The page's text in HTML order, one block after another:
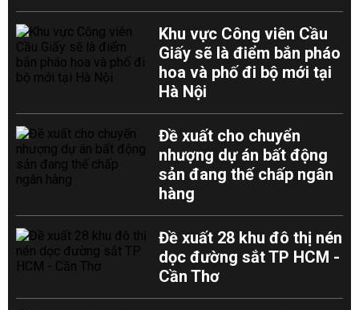
Khu vực Công viên Cầu
Giấy sẽ là điểm bắn pháo
hoa và phố đi bộ mới tại
Hà Nội
Đề xuất cho chuyển
nhượng dự án bất động
sản đang thế chấp ngân
hàng
Đề xuất 28 khu đô thị nén
dọc đường sắt TP HCM -
Cần Thơ